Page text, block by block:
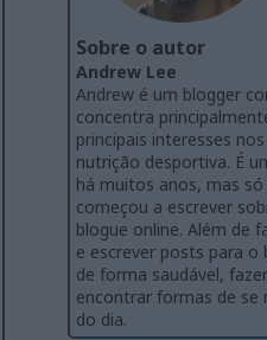
Sobre o autor
Andrew Lee
Andrew é um blogger
concentra
principais interesses
nutrição desportiva. É
há muitos anos, mas
começou a escrever
blogue online. Além de
e escrever posts para
de forma saudável,
encontrar formas de
do dia.